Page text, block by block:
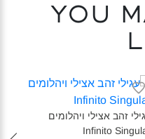
You
זהב אצילי ויהלומים
Infinito